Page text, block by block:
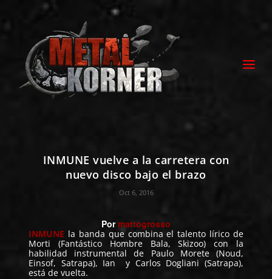
INMUNE vuelve a la carretera con
nuevo disco bajo el brazo
Oct 6, 2016
Pormattogrosso
INMUNE la banda que combina el talento lírico de
Morti (Fantástico Hombre Bala, Skizoo) con la
habilidad instrumental de Paulo Morete (Noud,
Einsof, Satrapa), Ian y Carlos Dogliani (Satrapa),
está de vuelta.